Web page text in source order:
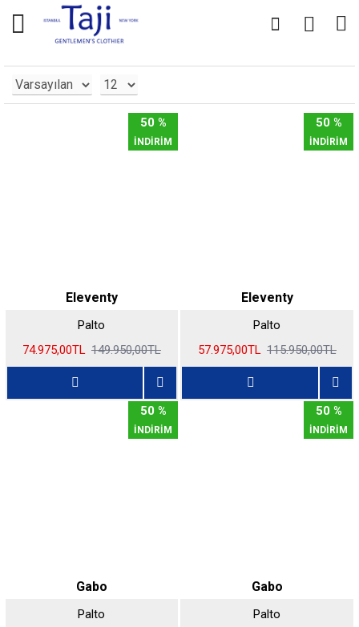
İNDİRİM
50 %
Eleventy
Palto
74.975,00TL 149.950,00TL
İNDİRİM
50 %
Eleventy
Palto
57.975,00TL 115.950,00TL
İNDİRİM
50 %
Gabo
Palto
İNDİRİM
50 %
Gabo
Palto